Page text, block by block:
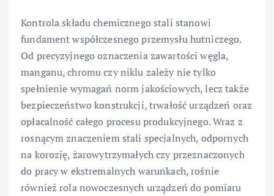
Kontrola składu chemicznego stali stanowi
fundament współczesnego przemysłu hutniczego.
Od precyzyjnego oznaczenia zawartości węgla,
manganu, chromu czy niklu zależy nie tylko
spełnienie wymagań norm jakościowych, lecz także
bezpieczeństwo konstrukcji, trwałość urządzeń oraz
opłacalność całego procesu produkcyjnego. Wraz z
rosnącym znaczeniem stali specjalnych, odpornych
na korozję, żarowytrzymałych czy przeznaczonych
do pracy w ekstremalnych warunkach, rośnie
również rola nowoczesnych urządzeń do pomiaru